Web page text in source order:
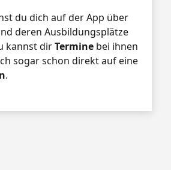
du dich auf der App über
deren Ausbildungsplätze
kannst dirTermine bei ihnen
sogar schon direkt auf eine
.